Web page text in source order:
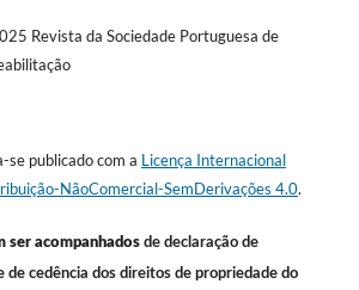
Revista da Sociedade Portuguesa de
publicado com a Licença Internacional
NãoComercial-SemDerivações 4.0.
ser acompanhadosde declaração de
de cedência dos direitos de propriedade do